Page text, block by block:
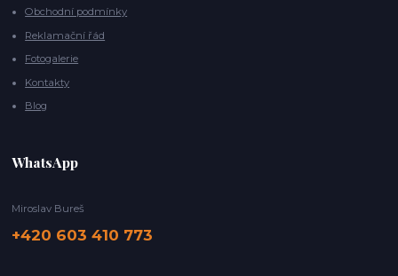
Obchodní podmínky
Reklamační řád
Fotogalerie
Kontakty
Blog
WhatsApp
Miroslav Bureš
+420 603 410 773